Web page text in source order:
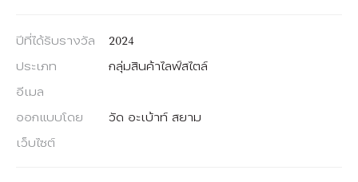
ปีที่ได้รับรางวัล
2024
ประเภท
กลุ่มสินค้าไลฟ์สไตล์
อีเมล
ออกแบบโดย
วัด อะเบ้าท์ สยาม
เว็บไซต์